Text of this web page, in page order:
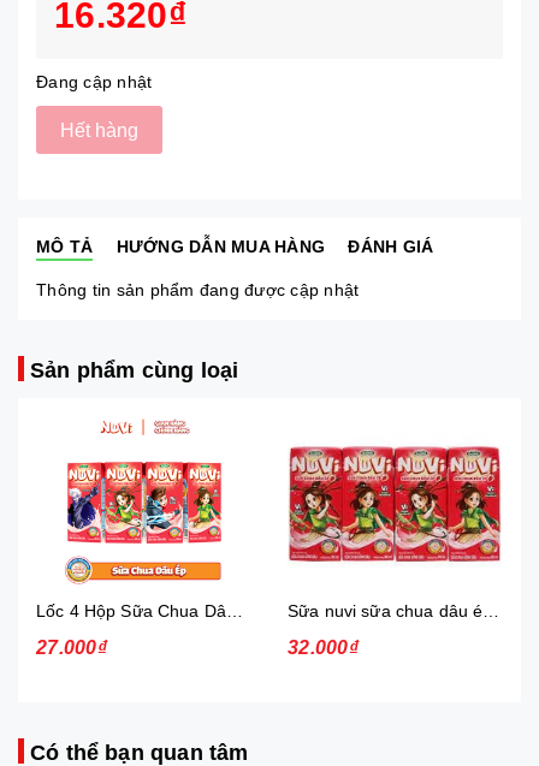
16.320₫
Đang cập nhật
Hết hàng
MÔ TẢ HƯỚNG DẪN MUA HÀNG ĐÁNH GIÁ
Thông tin sản phẩm đang được cập nhật
Sản phẩm cùng loại
27.000₫ 32.000₫
Có thể bạn quan tâm